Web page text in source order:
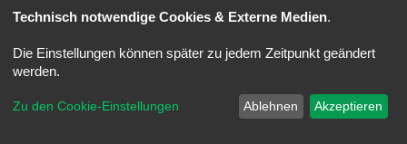
Ausübung oder Verteidigung von Rechtsansprüchen.
Recht auf Einschränkung der Verarbeitung(Art. 18 DSGVO) -
Unter den folgenden Voraussetzungen können Sie die
Einschränkung der Verarbeitung der Sie betreffenden
personenbezogenen Daten verlangen: wenn Sie die Richtigkeit
Technisch notwendige Cookies & Externe Medien.
Die Einstellungen können später zu jedem Zeitpunkt geändert
werden.
Zu den Cookie-Einstellungen Ablehnen Akzeptieren